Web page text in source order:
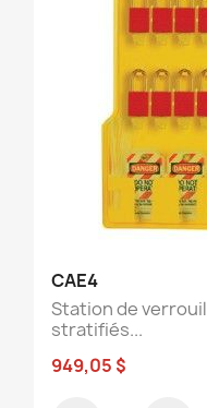
CAE4
Station de
stratifiés...
949,05 $